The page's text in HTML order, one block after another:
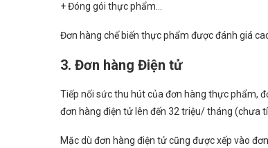
+ Đóng gói thực phẩm…
Đơn hàng chế biến thực phẩm được đánh giá
3. Đơn hàng Điện tử
Tiếp nối sức thu hút của đơn hàng thực phẩm,
đơn hàng điện tử lên đến 32 triệu/ tháng (chưa
Mặc dù đơn hàng điện tử cũng được xếp vào